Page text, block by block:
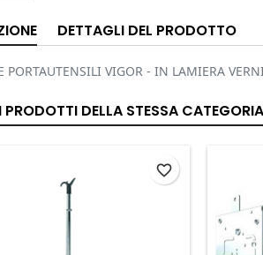
DETTAGLI DEL PRODOTTO
PORTAUTENSILI VIGOR - IN LAMIERA
PRODOTTI DELLA STESSA
favorite_border